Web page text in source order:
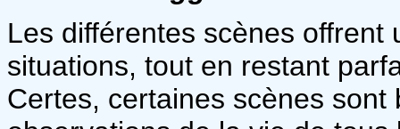
Les différentes scènes
situations, tout en restant
Certes, certaines scènes